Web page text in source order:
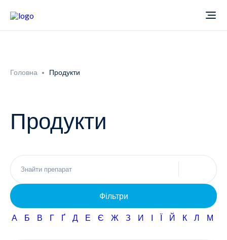
Новини
Неврологія
Фармаконагляд
Кар'єра
Головна Продукти
Продукти
Фільтри
А Б В Г Ґ Д Е Є Ж З И І Ї Й К Л М